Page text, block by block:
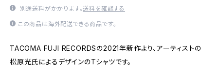
別途送料がかかります。送料を確認する
この商品は海外配送できる商品です。
TACOMA FUJI RECORDSの2021年新作より、アーティストの
松原光氏によるデザインのTシャツです。